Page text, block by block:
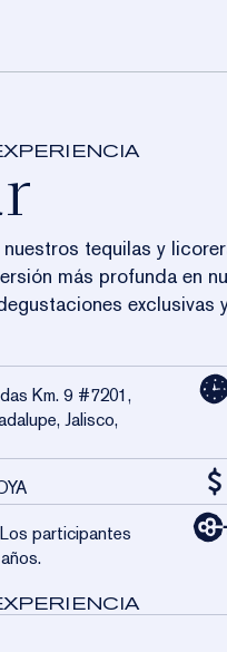
LEONES
tequilas y
más profunda en
exclusivas
Km. 9 #7201,
Jalisco,
participantes